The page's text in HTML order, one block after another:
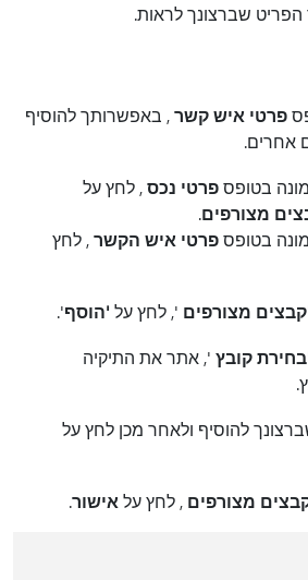
הפריט שברצונך לראות.
פרטי איש קשר, באפשרותך להוסיף
אחרים.
בטופספרטי נכס, לחץ על
מצורפים.
בטופספרטי איש הקשר, לחץ
מצורפים ', לחץ על 'הוסף'.
קובץ ', אתר את התיקיה
להוסיף ולאחר מכן לחץ על
מצורפים , לחץ על אישור.